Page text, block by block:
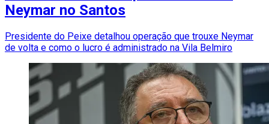
Neymar no Santos
Presidente do Peixe detalhou operação que trouxe Neymar
de volta e como o lucro é administrado na Vila Belmiro